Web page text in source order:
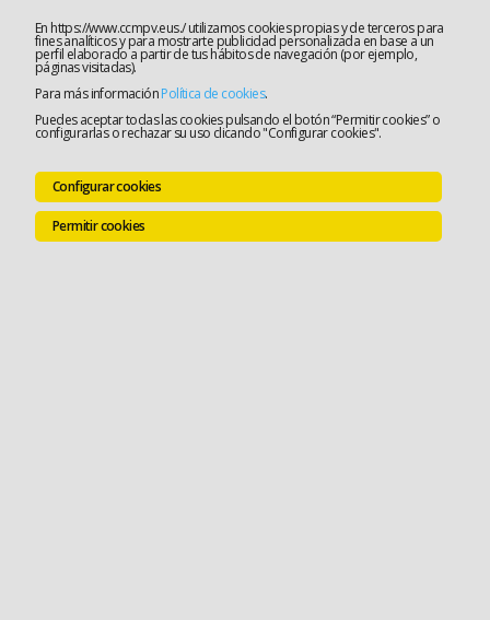
En https://www.ccmpv.eus./ utilizamos cookies propias y de terceros para
fines analíticos y para mostrarte publicidad personalizada en base a un
perfil elaborado a partir de tus hábitos de navegación (por ejemplo,
páginas visitadas).
Para más informaciónPolítica de cookies.
Puedes aceptar todas las cookies pulsando el botón “Permitir cookies” o
configurarlas o rechazar su uso clicando "Configurar cookies".
Configurar cookies
Permitir cookies